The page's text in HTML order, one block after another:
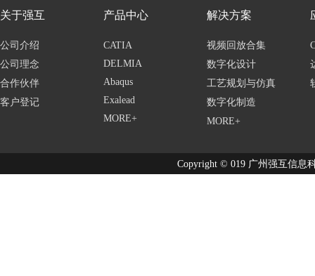
关于强互
公司介绍
公司理念
合作伙伴
客户登记
产品中心
CATIA
DELMIA
Abaqus
Exalead
MORE+
解决方案
视频回放合集
数字化设计
工艺规划与仿真
数字化制造
MORE+
Copyright © 019 广州强互信息